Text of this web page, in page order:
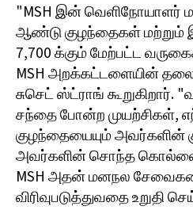
"MSH இன்
ஆண்டு குழந்தைகள் மற்றும்
7,700 க்கும் மேற்பட்ட
MSH அறக்கட்டளையின்
சுசெட் ஸ்ட்ராங்
சந்தை போன்ற முயற்சிகள்,
குழந்தையையும் அவர்களின்
அவர்களின் சொந்த
MSH அதன் மனநல
விரிவுபடுத்துவதை உறுதி